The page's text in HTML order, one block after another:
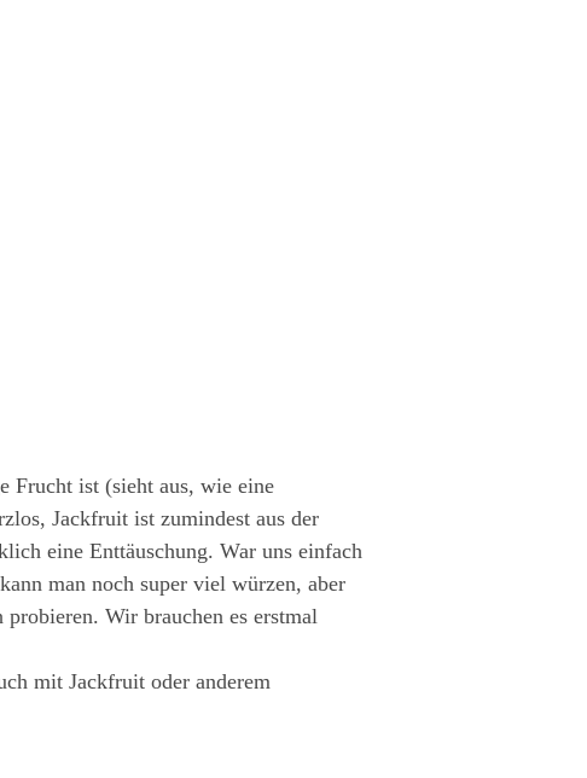
Frucht ist (sieht aus, wie eine
Jackfruit ist zumindest aus der
eine Enttäuschung. War uns einfach
man noch super viel würzen, aber
Wir brauchen es erstmal
mit Jackfruit oder anderem